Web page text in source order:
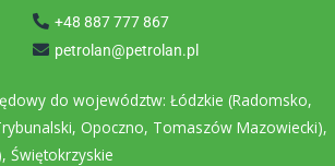
+48 887 777 867
petrolan@petrolan.pl
do województw: Łódzkie (Radomsko,
Opoczno, Tomaszów Mazowiecki),
Świętokrzyskie